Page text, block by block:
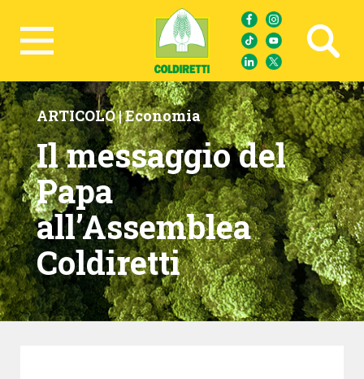
Ricerca avanzata
ARTICOLO |Economia
Il messaggio del
Papa
all’Assemblea
Coldiretti